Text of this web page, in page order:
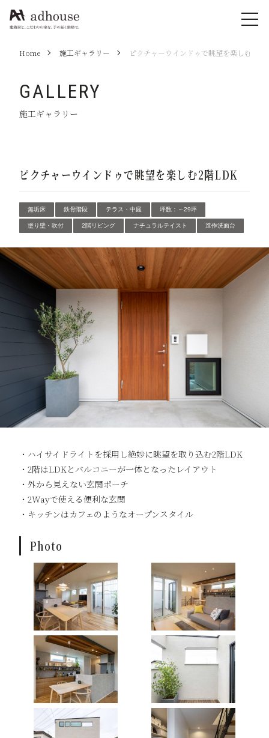
Home 施工ギャラリー ピクチャーウインドゥで眺望を楽しむ2階
GALLERY
施工ギャラリー
ピクチャーウインドゥで眺望を楽しむ2階LDK
無垢床 鉄骨階段 テラス・中庭 坪数：～29坪
塗り壁・吹付 2階リビング ナチュラルテイスト 造作洗面台
・ハイサイドライトを採用し絶妙に眺望を取り込む2階LDK
・2階はLDKとバルコニーが一体となったレイアウト
・外から見えない玄関ポーチ
・2Wayで使える便利な玄関
・キッチンはカフェのようなオープンスタイル
Photo